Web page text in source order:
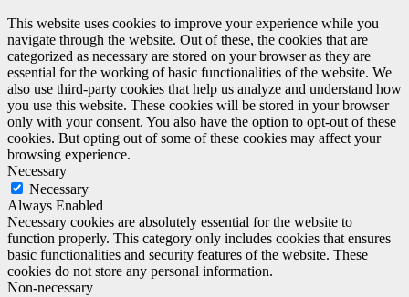
This website uses cookies to improve your experience while you
navigate through the website. Out of these, the cookies that are
categorized as necessary are stored on your browser as they are
essential for the working of basic functionalities of the website. We
also use third-party cookies that help us analyze and understand how
you use this website. These cookies will be stored in your browser
only with your consent. You also have the option to opt-out of these
cookies. But opting out of some of these cookies may affect your
browsing experience.
Necessary
Necessary
Always Enabled
Necessary cookies are absolutely essential for the website to
function properly. This category only includes cookies that ensures
basic functionalities and security features of the website. These
cookies do not store any personal information.
Non-necessary